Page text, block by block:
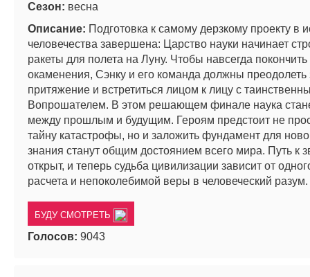
Сезон: весна
Описание: Подготовка к самому дерзкому проекту в
человечества завершена: Царство науки начинает
ракеты для полета на Луну. Чтобы навсегда покончить
окаменения, Сэнку и его команда должны преодолеть
притяжение и встретиться лицом к лицу с
Вопрошателем. В этом решающем финале наука
между прошлым и будущим. Героям предстоит не
тайну катастрофы, но и заложить фундамент для
знания станут общим достоянием всего мира. Путь к
открыт, и теперь судьба цивилизации зависит от
расчета и непоколебимой веры в человеческий разум.
БУДУ СМОТРЕТЬ
Голосов: 9043